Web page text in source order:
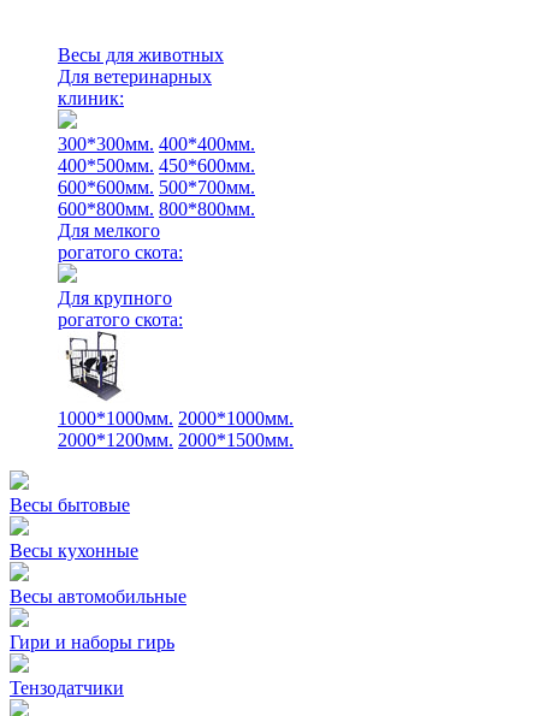
Весы для животных
Для ветеринарных
клиник:
300*300мм. 400*400мм.
400*500мм. 450*600мм.
600*600мм. 500*700мм.
600*800мм. 800*800мм.
Для мелкого
рогатого скота:
Для крупного
рогатого скота:
1000*1000мм. 2000*1000мм.
2000*1200мм. 2000*1500мм.
Весы бытовые
Весы кухонные
Весы автомобильные
Гири и наборы гирь
Тензодатчики